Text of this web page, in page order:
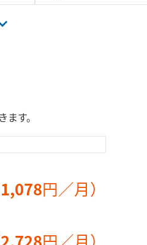
話
星電話への通話など、一部通話料が異
す。
1,078円／月）
2,728円／月）